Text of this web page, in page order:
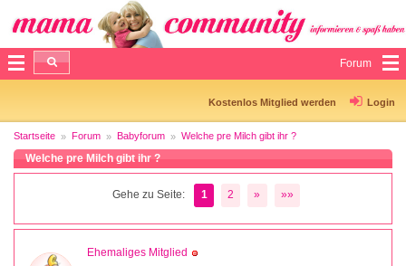
Forum
Kostenlos Mitglied werden Login
Startseite Forum Babyforum Welche pre Milch gibt ihr ?
Welche pre Milch gibt ihr ?
Gehe zu Seite: 1 2 » »»
Ehemaliges Mitglied